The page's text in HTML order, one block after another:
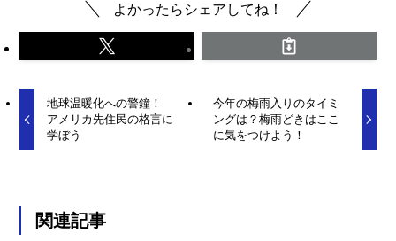
よかったらシェアしてね！
地球温暖化への警鐘！
アメリカ先住民の格言に
学ぼう
今年の梅雨入りのタイミ
ングは？梅雨どきはここ
に気をつけよう！
関連記事